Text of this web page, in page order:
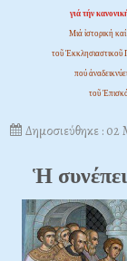
γιά τήν
Μιά ἱστορική
τοῦ
πού
τοῦ
Δημοσιεύθηκε : 02
Ἡ